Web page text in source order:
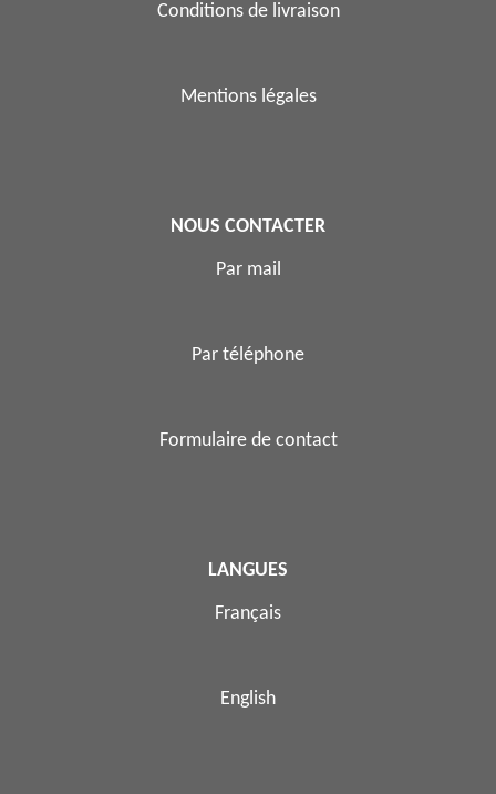
Conditions de livraison
Mentions légales
NOUS CONTACTER
Par mail
Par téléphone
Formulaire de contact
LANGUES
Français
English